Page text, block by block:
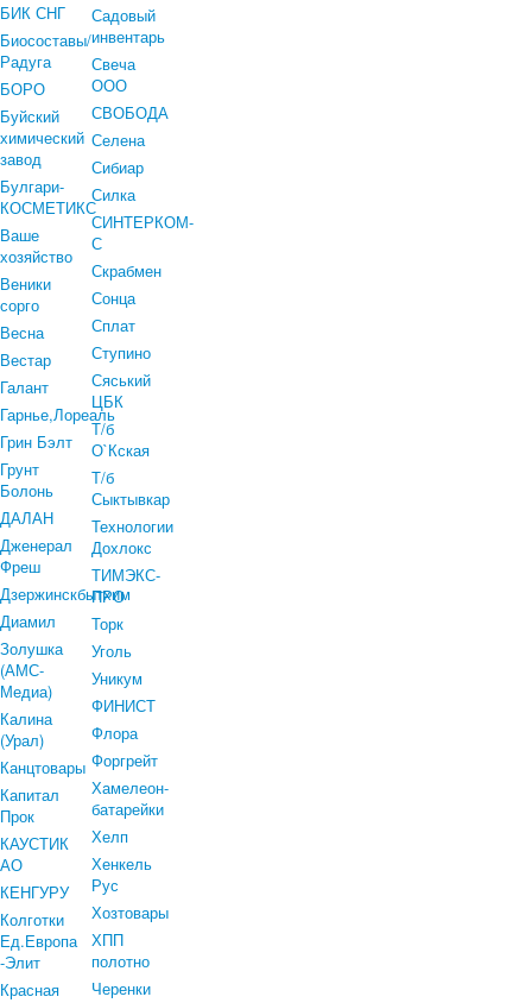
БИК СНГ
Биосоставы/
Радуга
БОРО
Буйский
химический
завод
Булгари-
КОСМЕТИКС
Ваше
хозяйство
Веники
сорго
Весна
Вестар
Галант
Гарнье,Лореаль
Грин Бэлт
Грунт
Болонь
ДАЛАН
Дженерал
Фреш
Дзержинскбытхим
Диамил
Золушка
(АМС-
Медиа)
Калина
(Урал)
Канцтовары
Капитал
Прок
КАУСТИК
АО
КЕНГУРУ
Колготки
Ед.Европа
-Элит
Красная
Садовый
инвентарь
Свеча
ООО
СВОБОДА
Селена
Сибиар
Силка
СИНТЕРКОМ-
С
Скрабмен
Сонца
Сплат
Ступино
Сяський
ЦБК
Т/б
О`Кская
Т/б
Сыктывкар
Технологии
Дохлокс
ТИМЭКС-
ПРО
Торк
Уголь
Уникум
ФИНИСТ
Флора
Форгрейт
Хамелеон-
батарейки
Хелп
Хенкель
Рус
Хозтовары
ХПП
полотно
Черенки